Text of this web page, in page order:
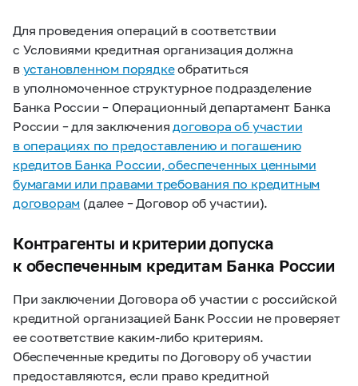
Для проведения операций в соответствии
с Условиями кредитная организация должна
в установленном порядкеобратиться
в уполномоченное структурное подразделение
Банка России – Операционный департамент Банка
России – для заключениядоговора об участии
в операциях по предоставлению и погашению
кредитов Банка России, обеспеченных ценными
бумагами или правами требования по кредитным
договорам (далее – Договор об участии).
Контрагенты и критерии допуска
к обеспеченным кредитам Банка России
При заключении Договора об участии с российской
кредитной организацией Банк России не проверяет
ее соответствие каким-либо критериям.
Обеспеченные кредиты по Договору об участии
предоставляются, если право кредитной